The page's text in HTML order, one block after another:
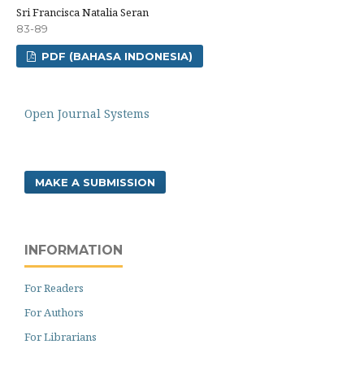
Sri Francisca Natalia Seran
83-89
PDF (BAHASA INDONESIA)
Open Journal Systems
MAKE A SUBMISSION
INFORMATION
For Readers
For Authors
For Librarians